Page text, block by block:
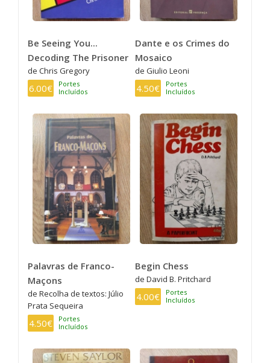
Be Seeing You...
Decoding The Prisoner
de Chris Gregory
6.00€
Portes
Incluídos
Dante e os Crimes do
Mosaico
de Giulio Leoni
4.50€
Portes
Incluídos
Palavras de Franco-
Maçons
de Recolha de textos: Júlio
Prata Sequeira
4.50€
Portes
Incluídos
Begin Chess
de David B. Pritchard
4.00€
Portes
Incluídos